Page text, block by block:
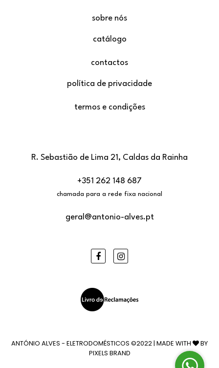
sobre nós
catálogo
contactos
política de privacidade
termos e condições
R. Sebastião de Lima 21, Caldas da Rainha
+351 262 148 687
chamada para a rede fixa nacional
geral@antonio-alves.pt
FacebookInstagram
ANTÓNIO ALVES - ELETRODOMÉSTICOS ©2022 | MADE WITH
BY
PIXELS BRAND